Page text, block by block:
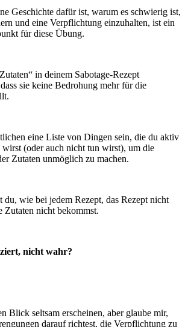
Geschichte dafür ist, warum es schwierig ist,
und eine Verpflichtung einzuhalten, ist ein
für diese Übung.
in deinem Sabotage-Rezept
sie keine Bedrohung mehr für die
eine Liste von Dingen sein, die du aktiv
(oder auch nicht tun wirst), um die
Zutaten unmöglich zu machen.
du, wie bei jedem Rezept, das Rezept nicht
Zutaten nicht bekommst.
nicht wahr?
Blick seltsam erscheinen, aber glaube mir,
darauf richtest, die Verpflichtung zu